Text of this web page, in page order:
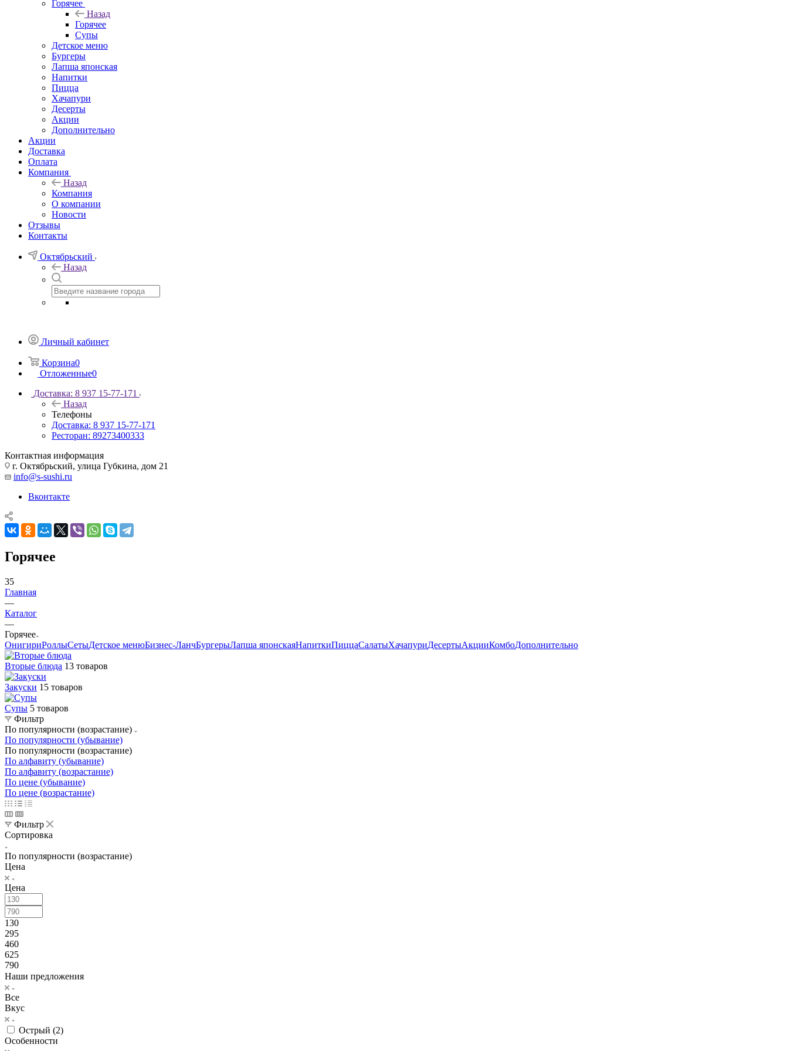
Горячее
Назад
Горячее
Супы
Детское меню
Бургеры
Лапша японская
Напитки
Пицца
Хачапури
Десерты
Акции
Дополнительно
Акции
Доставка
Оплата
Компания
Назад
Компания
О компании
Новости
Отзывы
Контакты
Октябрьский
Назад
Личный кабинет
Корзина0
Отложенные0
Доставка: 8 937 15-77-171
Назад
Телефоны
Доставка: 8 937 15-77-171
Ресторан: 89273400333
Контактная информация
г. Октябрьский, улица Губкина, дом 21
info@s-sushi.ru
Вконтакте
Горячее
35
Главная
—
Каталог
—
Горячее
ОнигириРоллыСетыДетское менюБизнес-ЛанчБургерыЛапша японскаяНапиткиПиццаСалатыХачапуриДесертыАкцииКомбоДополнительно
Вторые блюда 13 товаров
Закуски 15 товаров
Супы 5 товаров
Фильтр
По популярности (возрастание)
По популярности (убывание)
По популярности (возрастание)
По алфавиту (убывание)
По алфавиту (возрастание)
По цене (убывание)
По цене (возрастание)
Фильтр
Сортировка
По популярности (возрастание)
Цена
Цена
130
295
460
625
790
Наши предложения
Все
Вкус
Острый (2)
Особенности